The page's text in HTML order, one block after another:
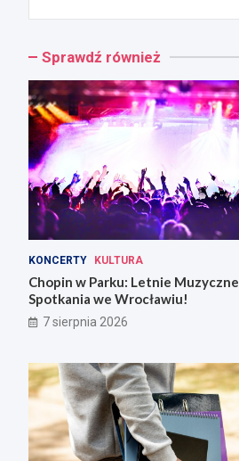
Sprawdź również
KONCERTY KULTURA
Chopin w Parku: Letnie Muzyczne
Spotkania we Wrocławiu!
7 sierpnia 2026